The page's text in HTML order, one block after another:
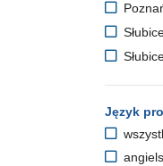
Język